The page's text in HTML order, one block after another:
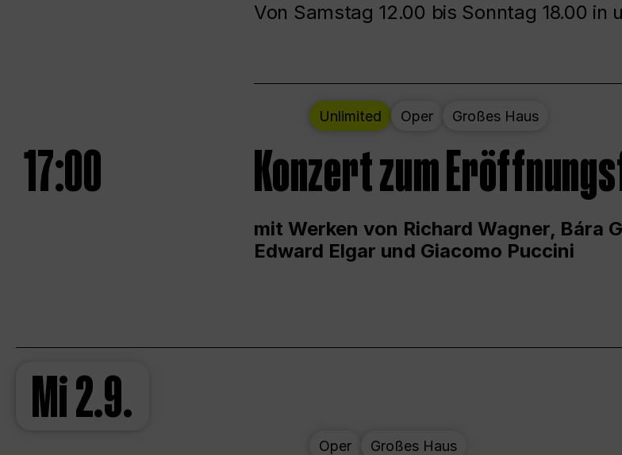
Von Samstag 12.00 bis Sonntag 18.00 in
Unlimited Oper Großes Haus
17:00 Konzert zum
mit Werken von Richard Wagner, Bára
Edward Elgar und Giacomo Puccini
Mi2.9.
Oper Großes Haus